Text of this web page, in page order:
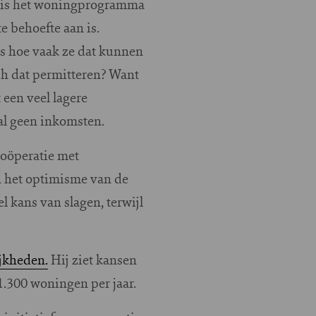
behoefte aan is.
hoe vaak ze dat kunnen
dat permitteren? Want
veel lagere
geen inkomsten.
met
optimisme van de
kans van slagen, terwijl
Hij ziet kansen
woningen per jaar.